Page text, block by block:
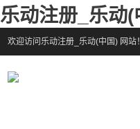
乐动注册_乐动(
欢迎访问乐动注册_乐动(中国) 网站！